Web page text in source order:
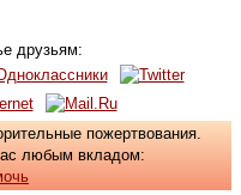
друзьям:
пожертвования.
любым вкладом: